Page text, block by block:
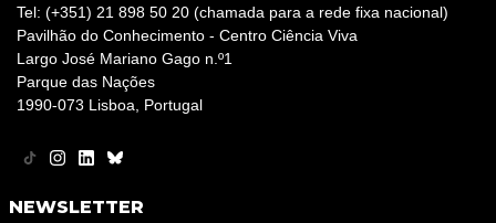
Tel: (+351) 21 898 50 20 (chamada para a rede fixa nacional)
Pavilhão do Conhecimento - Centro Ciência Viva
Largo José Mariano Gago n.º1
Parque das Nações
1990-073 Lisboa, Portugal
NEWSLETTER